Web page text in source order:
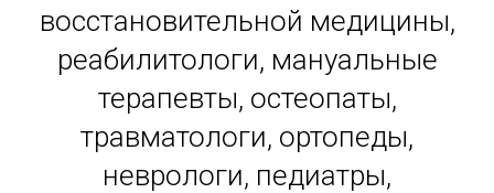
восстановительной медицины,
реабилитологи, мануальные
терапевты, остеопаты,
травматологи, ортопеды,
неврологи, педиатры,